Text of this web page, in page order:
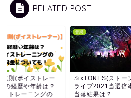
RELATED POST
雅則(ボイストレー
)の経歴や年齢は？
ストレーニングの
音楽
SixTONES(ストー
ライブ2021当選倍
当落結果は？